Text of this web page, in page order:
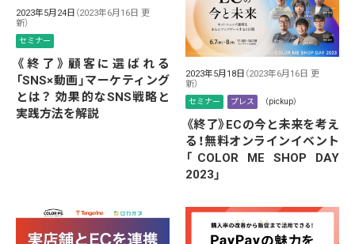
2023年5月24日 （2023年6月16日 更
新）
セミナー
《終了》顧客に選ばれる
「SNS×動画」マーケティング
とは？ 効果的なSNS戦略と
実践方法を解説
2023年5月18日 （2023年6月16日 更
新）
セミナー プレス （pickup）
《終了》ECの今と未来を考え
る！無料オンラインイベント
「COLOR ME SHOP DAY
2023」